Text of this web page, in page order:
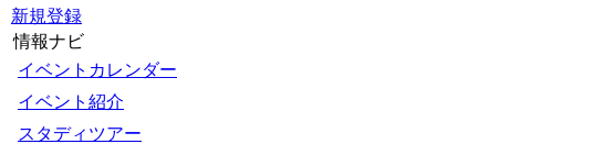
新規登録
情報ナビ
イベントカレンダー
イベント紹介
スタディツアー